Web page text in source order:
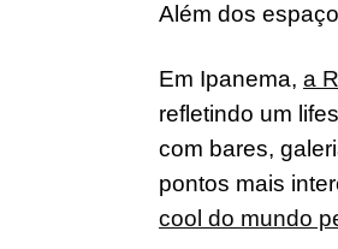
Além dos
Em Ipanema, a
refletindo um
com bares,
pontos mais
cool do mundo